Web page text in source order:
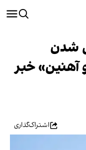
شدن
آهنین» خبر
اشتراک‌گذاری